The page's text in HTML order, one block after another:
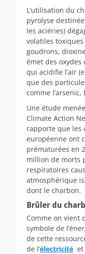
L’utilisation du
pyrolyse
les aciéries)
volatiles
goudrons,
émet des oxydes
qui acidifie l’air
que des
comme
Une étude
Climate Action
rapporte que les
européenne ont
prématurées en
million de morts
respiratoires
atmosphérique
dont le charbon.
Brûler du
Comme on vient
symbole de
de cette
de l’électricité et